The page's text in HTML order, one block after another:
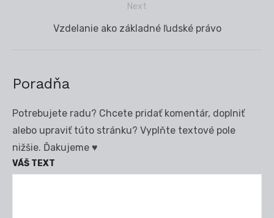
Next
Next
Vzdelanie ako základné ľudské právo
Poradňa
Potrebujete radu? Chcete pridať komentár, doplniť
alebo upraviť túto stránku? Vyplňte textové pole
nižšie. Ďakujeme ♥
VÁŠ TEXT